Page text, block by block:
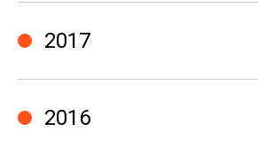
2017
2016